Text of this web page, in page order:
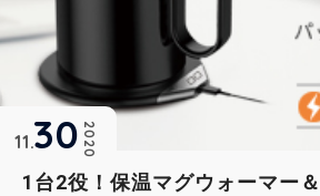
1台2役！保温マグウォーマー
2020
11 30